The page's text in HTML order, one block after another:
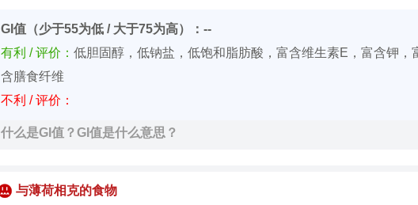
GI值（少于55为低 / 大于75为高）：--
有利 / 评价： 低胆固醇，低钠盐，低饱和脂肪酸，富含维生素E，富含钾，
含膳食纤维
不利 / 评价：
什么是GI值？GI值是什么意思？
与薄荷相克的食物